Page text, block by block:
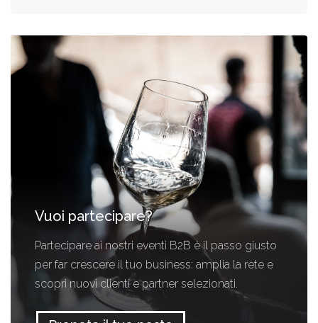
Vuoi partecipare?
Partecipare ai nostri eventi B2B è il passo giusto
per far crescere il tuo business: amplia la rete e
scopri nuovi clienti e partner selezionati.